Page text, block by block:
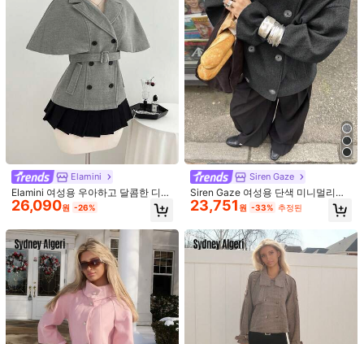
Items 사이즈 안내 1/6
13,890원 -26% 18,690원
EMERY ROSE 여성용 대비 컬러 트리밍 버튼 프런
트 포켓 캐주얼 재킷, 가을 겨울 따뜻한 긴팔
4.92
Elamini
Elamini 여성용 우아하고 달콤한 디자
인의 더블브레스트 그레이 울 케이프
26,090원 -26%
Siren Gaze
Siren Gaze 여성용 단색 미니멀리스
트 터틀넥 긴소매 오버코트, 다크 그레
23,751 원 -33% 추정된